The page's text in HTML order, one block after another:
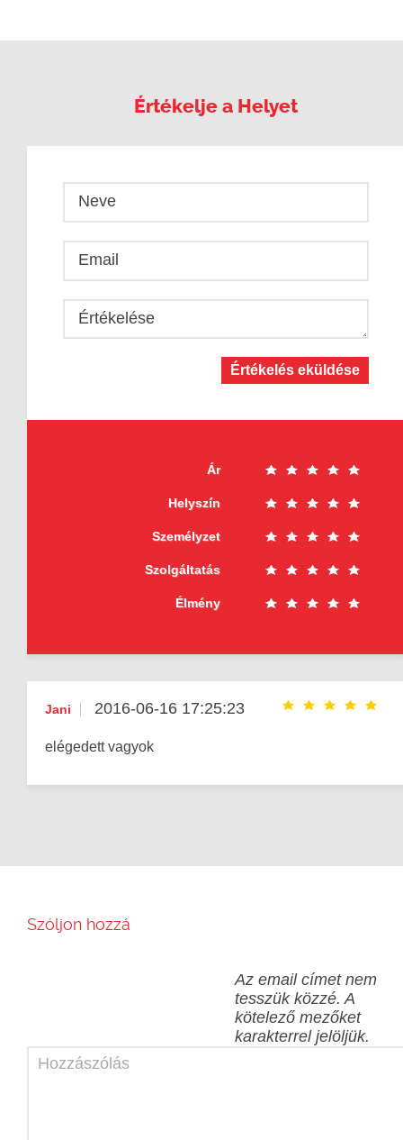
Értékelje a Helyet
Neve
Email
Értékelése
Értékelés eküldése
Ár
Helyszín
Személyzet
Szolgáltatás
Élmény
Jani 2016-06-16 17:25:23
elégedett vagyok
Szóljon hozzá
Az email címet nem
tesszük közzé. A
kötelező mezőket
karakterrel jelöljük.
Hozzászólás